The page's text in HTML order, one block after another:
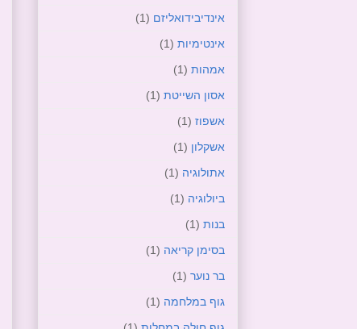
אינדיבידואליזם (1)
אינטימיות (1)
אמהות (1)
אסון השייטת (1)
אשפוז (1)
אשקלון (1)
אתולוגיה (1)
ביולוגיה (1)
בנות (1)
בסימן קריאה (1)
בר נוער (1)
גוף במלחמה (1)